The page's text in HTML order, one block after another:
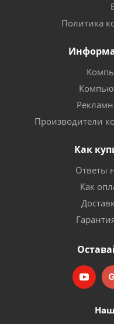
Политика
Производители
Как
Ответы
Как